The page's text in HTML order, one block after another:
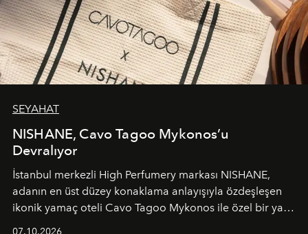
SEYAHAT
NISHANE, Cavo Tagoo Mykonos’u
Devralıyor
İstanbul merkezli High Perfumery markası NISHANE,
adanın en üst düzey konaklama anlayışıyla özdeşleşen
ikonik yamaç oteli Cavo Tagoo Mykonos ile özel bir yaz